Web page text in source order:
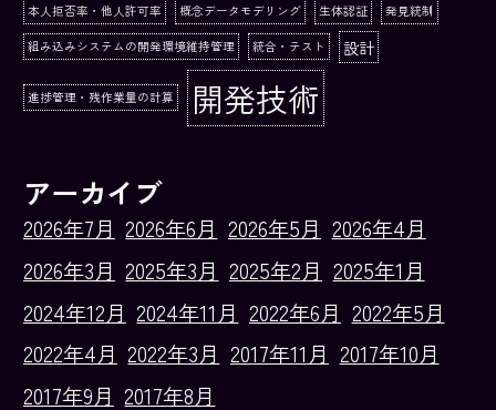
本人拒否率・他人許可率 概念データモデリング 生体認証 発見統制
組み込みシステムの開発環境維持管理 統合・テスト 設計
進捗管理・残作業量の計算 開発技術
アーカイブ
2026年7月 2026年6月 2026年5月 2026年4月
2026年3月 2025年3月 2025年2月 2025年1月
2024年12月 2024年11月 2022年6月 2022年5月
2022年4月 2022年3月 2017年11月 2017年10月
2017年9月 2017年8月